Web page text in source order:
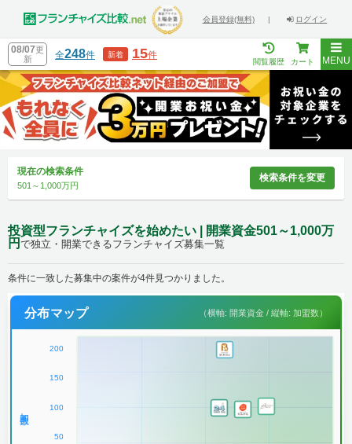
会員登録(無料) | ログイン
08/07更
新
全248件 新着 15件
閲覧履歴 カート MENU
現在の検索条件
501～1,000万円
検索条件を変更
投資型フランチャイズを始めたい | 開業資金501～1,000万
円 で独立・開業できるフランチャイズ募集一覧
条件に一致した募集中の案件が4件見つかりました。
分布マップ （横軸: 開業資金 / 縦軸: 加盟数）
200
150
100
50